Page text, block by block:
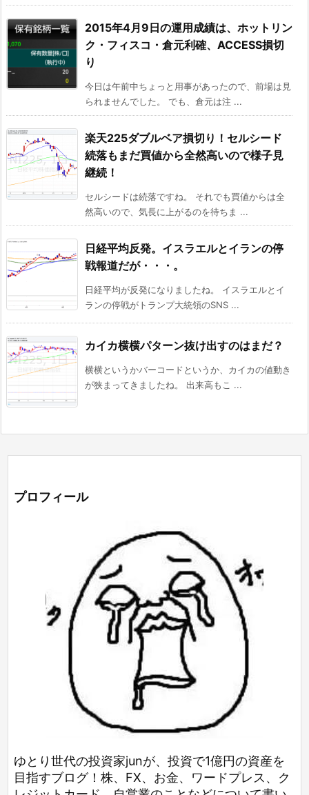
2015年4月9日の運用成績は、ホットリン
ク・フィスコ・倉元利確、ACCESS損切
り
今日は午前中ちょっと用事があったので、前場は見
られませんでした。 でも、倉元は注 ...
楽天225ダブルベア損切り！セルシード
続落もまだ買値から全然高いので様子見
継続！
セルシードは続落ですね。 それでも買値からは全
然高いので、気長に上がるのを待ちま ...
日経平均反発。イスラエルとイランの停
戦報道だが・・・。
日経平均が反発になりましたね。 イスラエルとイ
ランの停戦がトランプ大統領のSNS ...
カイカ横横パターン抜け出すのはまだ？
横横というかバーコードというか、カイカの値動き
が狭まってきましたね。 出来高もこ ...
プロフィール
ゆとり世代の投資家junが、投資で1億円の資産を
目指すブログ！株、FX、お金、ワードプレス、ク